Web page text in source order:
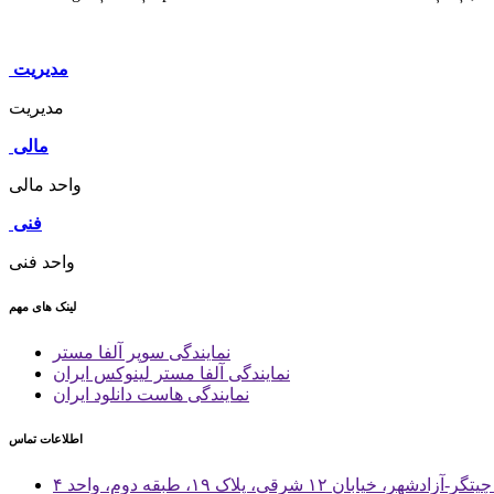
مدیریت
مدیریت
مالی
واحد مالی
فنی
واحد فنی
لینک های مهم
نمایندگی سوپر آلفا مستر
نمایندگی آلفا مستر لینوکس ایران
نمایندگی هاست دانلود ایران
اطلاعات تماس
خیابان ۱۲ شرقی، پلاک ۱۹، طبقه دوم، واحد ۴